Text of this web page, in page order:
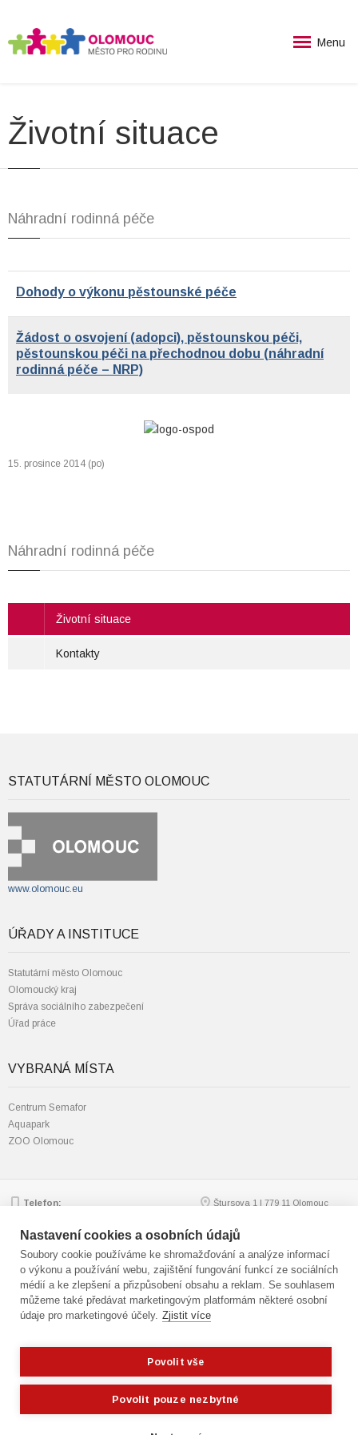
Menu
Životní situace
Náhradní rodinná péče
Dohody o výkonu pěstounské péče
Žádost o osvojení (adopci), pěstounskou péči,
pěstounskou péči na přechodnou dobu (náhradní
rodinná péče – NRP)
15. prosince 2014 (po)
Náhradní rodinná péče
Životní situace
Kontakty
STATUTÁRNÍ MĚSTO OLOMOUC
www.olomouc.eu
ÚŘADY A INSTITUCE
Statutární město Olomouc
Olomoucký kraj
Správa sociálního zabezpečení
Úřad práce
VYBRANÁ MÍSTA
Centrum Semafor
Aquapark
ZOO Olomouc
Telefon:
Email:
mmol.osv@olomouc.eu
Štursova 1 | 779 11 Olomouc
© statutární město Olomouc
Technická podpora:
webmaster
Přístupnost,GDPR
Mapa webu
Blanka Martinovská | Freeimages.com
Nastavení cookies a osobních údajů
Soubory cookie používáme ke shromažďování a analýze informací
o výkonu a používání webu, zajištění fungování funkcí ze sociálních
médií a ke zlepšení a přizpůsobení obsahu a reklam. Se souhlasem
můžeme také předávat marketingovým platformám některé osobní
údaje pro marketingové účely. Zjistit více
Povolit vše
Povolit pouze nezbytné
Potřebujete poradit?Zeptejte se našeho asi